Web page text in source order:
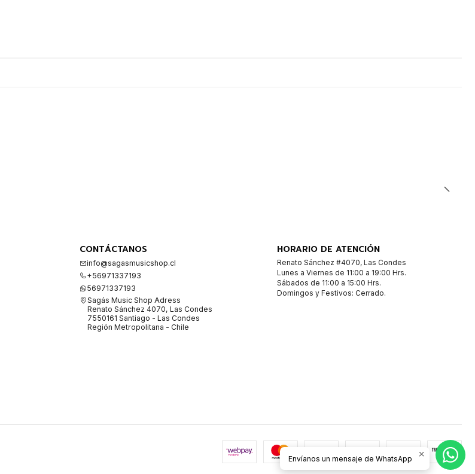
CONTÁCTANOS
info@sagasmusicshop.cl
+56971337193
56971337193
Sagás Music Shop Adress
Renato Sánchez 4070, Las Condes
7550161 Santiago - Las Condes
Región Metropolitana - Chile
HORARIO DE ATENCIÓN
Renato Sánchez #4070, Las Condes
Lunes a Viernes de 11:00 a 19:00 Hrs.
Sábados de 11:00 a 15:00 Hrs.
Domingos y Festivos: Cerrado.
Envíanos un mensaje de WhatsApp